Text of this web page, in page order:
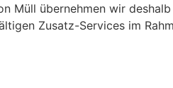
Müll übernehmen wir
Zusatz-Services im